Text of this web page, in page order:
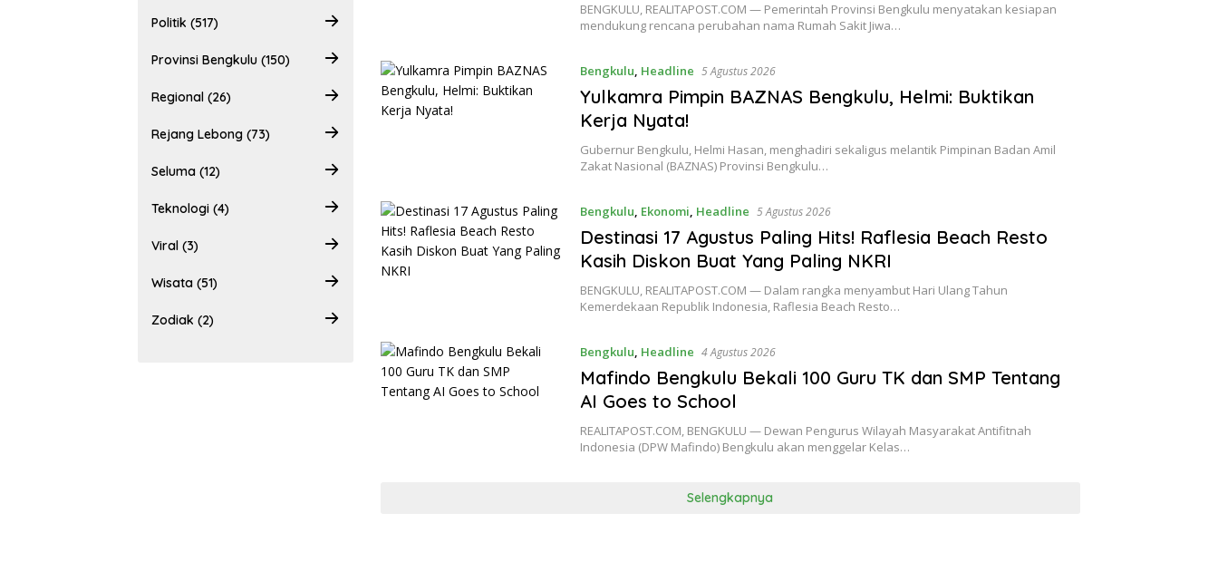
Politik (517)
Provinsi Bengkulu (150)
Regional (26)
Rejang Lebong (73)
Seluma (12)
Teknologi (4)
Viral (3)
Wisata (51)
Zodiak (2)
BENGKULU, REALITAPOST.COM — Pemerintah Provinsi Bengkulu menyatakan kesiapan
mendukung rencana perubahan nama Rumah Sakit Jiwa…
Bengkulu, Headline 5 Agustus 2026
Yulkamra Pimpin BAZNAS Bengkulu, Helmi: Buktikan
Kerja Nyata!
Gubernur Bengkulu, Helmi Hasan, menghadiri sekaligus melantik Pimpinan Badan Amil
Zakat Nasional (BAZNAS) Provinsi Bengkulu…
Bengkulu, Ekonomi, Headline 5 Agustus 2026
Destinasi 17 Agustus Paling Hits! Raflesia Beach Resto
Kasih Diskon Buat Yang Paling NKRI
BENGKULU, REALITAPOST.COM — Dalam rangka menyambut Hari Ulang Tahun
Kemerdekaan Republik Indonesia, Raflesia Beach Resto…
Bengkulu, Headline 4 Agustus 2026
Mafindo Bengkulu Bekali 100 Guru TK dan SMP Tentang
AI Goes to School
REALITAPOST.COM, BENGKULU — Dewan Pengurus Wilayah Masyarakat Antifitnah
Indonesia (DPW Mafindo) Bengkulu akan menggelar Kelas…
Selengkapnya